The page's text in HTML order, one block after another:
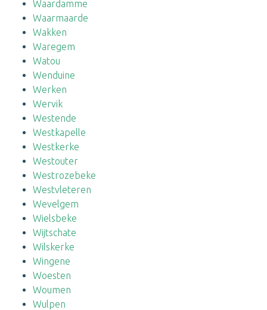
Waardamme
Waarmaarde
Wakken
Waregem
Watou
Wenduine
Werken
Wervik
Westende
Westkapelle
Westkerke
Westouter
Westrozebeke
Westvleteren
Wevelgem
Wielsbeke
Wijtschate
Wilskerke
Wingene
Woesten
Woumen
Wulpen